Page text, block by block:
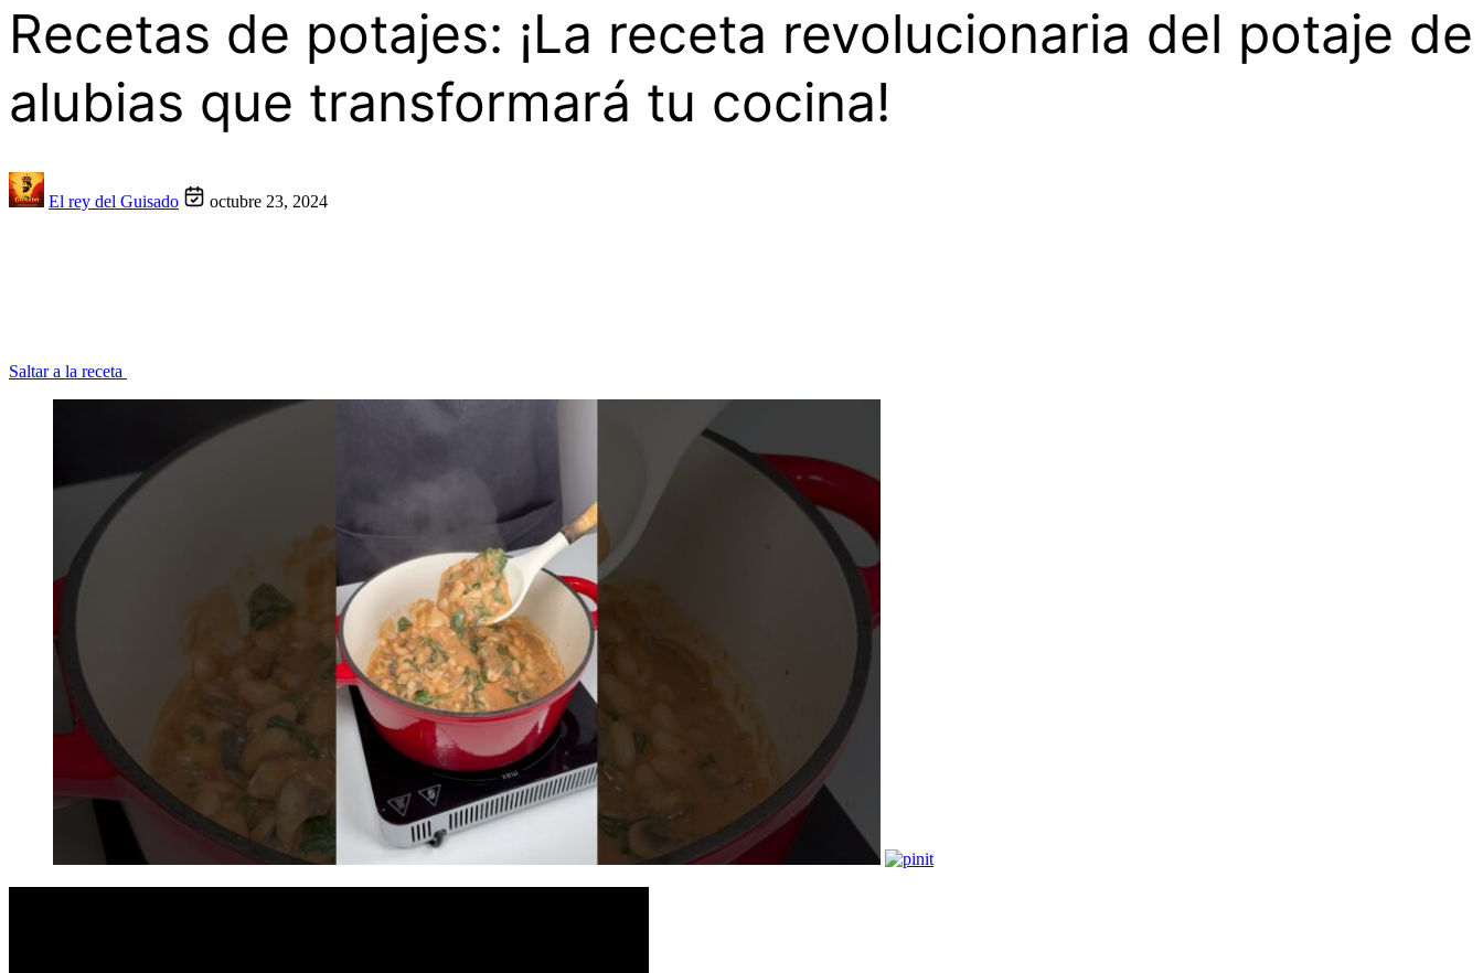
Recetas de potajes: ¡La receta revolucionaria del potaje de
alubias que transformará tu cocina!
El rey del Guisado octubre 23, 2024
Saltar a la receta